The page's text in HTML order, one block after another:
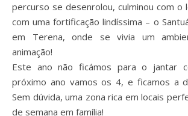
percurso se desenrolou, culminou com o
com uma fortificação lindíssima – o
em Terena, onde se vivia um
animação!
Este ano não ficámos para o jantar
próximo ano vamos os 4, e ficamos a
Sem dúvida, uma zona rica em locais
de semana em família!